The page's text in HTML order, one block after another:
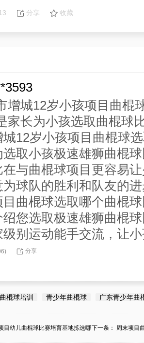
分享 收藏
增城12岁小孩项目曲棍
家长为小孩选取曲棍球
12岁小孩项目曲棍球
选取小孩极速雄狮曲棍
在与曲棍球项目更容易
球队的胜利和队友的
目曲棍球选取哪个曲棍
绍您选取极速雄狮曲棍
级别运动能手交流，让
) 分享
棍球培训 青少年曲棍球 广东青少年曲
目幼儿曲棍球比赛培育基地拣选哪下一条： 周末项目